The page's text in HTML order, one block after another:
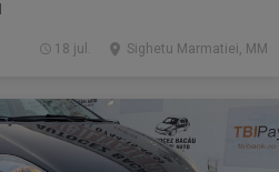
Sighetu Marmatiei, MM
18 jul.